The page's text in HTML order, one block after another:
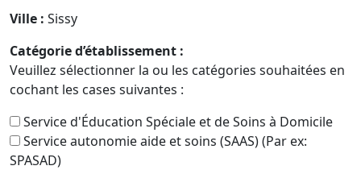
Ville : Sissy
Catégorie d’établissement :
Veuillez sélectionner la ou les catégories souhaitées en
cochant les cases suivantes :
Service d'Éducation Spéciale et de Soins à Domicile
Service autonomie aide et soins (SAAS) (Par ex:
SPASAD)